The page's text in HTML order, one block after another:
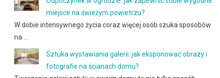
miejsce na świeżym powietrzu?
W dobie intensywnego życia coraz więcej osób szuka sposobów
na …
Sztuka wystawiania galerii: jak eksponować obrazy i
fotografie na ścianach domu?